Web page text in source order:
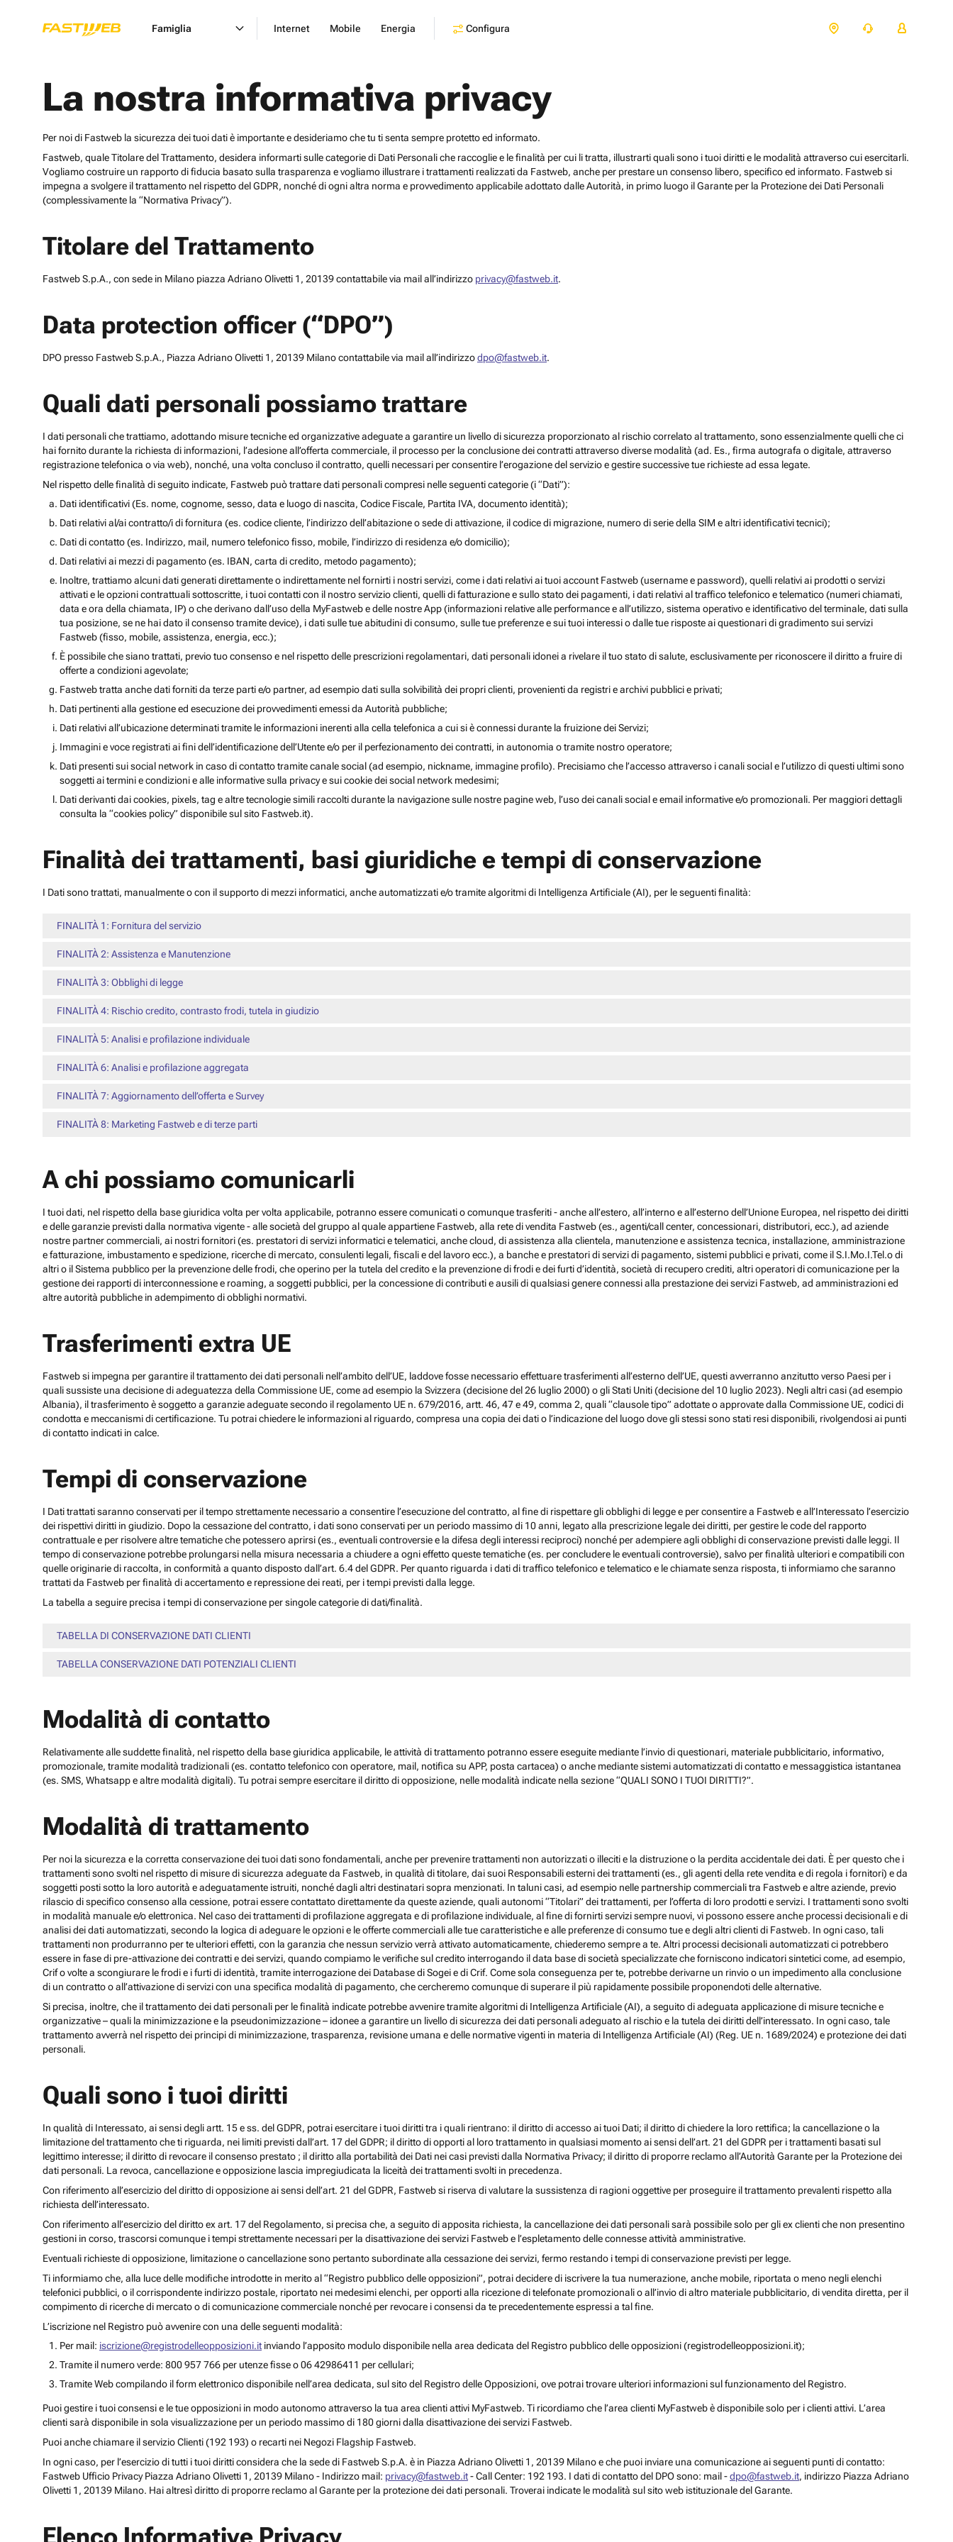
Famiglia Internet Mobile Energia Configura
La nostra informativa privacy
Per noi di Fastweb la sicurezza dei tuoi dati è importante e desideriamo che tu ti senta sempre protetto ed informato.
Fastweb, quale Titolare del Trattamento, desidera informarti sulle categorie di Dati Personali che raccoglie e le finalità per cui li tratta, illustrarti quali sono i tuoi diritti e le modalità attraverso cui esercitarli.
Vogliamo costruire un rapporto di fiducia basato sulla trasparenza e vogliamo illustrare i trattamenti realizzati da Fastweb, anche per prestare un consenso libero, specifico ed informato. Fastweb si
impegna a svolgere il trattamento nel rispetto del GDPR, nonché di ogni altra norma e provvedimento applicabile adottato dalle Autorità, in primo luogo il Garante per la Protezione dei Dati Personali
(complessivamente la “Normativa Privacy”).
Titolare del Trattamento
Fastweb S.p.A., con sede in Milano piazza Adriano Olivetti 1, 20139 contattabile via mail all’indirizzo privacy@fastweb.it.
Data protection officer (“DPO”)
DPO presso Fastweb S.p.A., Piazza Adriano Olivetti 1, 20139 Milano contattabile via mail all’indirizzodpo@fastweb.it.
Quali dati personali possiamo trattare
I dati personali che trattiamo, adottando misure tecniche ed organizzative adeguate a garantire un livello di sicurezza proporzionato al rischio correlato al trattamento, sono essenzialmente quelli che ci
hai fornito durante la richiesta di informazioni, l’adesione all’offerta commerciale, il processo per la conclusione dei contratti attraverso diverse modalità (ad. Es., firma autografa o digitale, attraverso
registrazione telefonica o via web), nonché, una volta concluso il contratto, quelli necessari per consentire l’erogazione del servizio e gestire successive tue richieste ad essa legate.
Nel rispetto delle finalità di seguito indicate, Fastweb può trattare dati personali compresi nelle seguenti categorie (i “Dati”):
Dati identificativi (Es. nome, cognome, sesso, data e luogo di nascita, Codice Fiscale, Partita IVA, documento identità);
Dati relativi al/ai contratto/i di fornitura (es. codice cliente, l’indirizzo dell’abitazione o sede di attivazione, il codice di migrazione, numero di serie della SIM e altri identificativi tecnici);
Dati di contatto (es. Indirizzo, mail, numero telefonico fisso, mobile, l’indirizzo di residenza e/o domicilio);
Dati relativi ai mezzi di pagamento (es. IBAN, carta di credito, metodo pagamento);
Inoltre, trattiamo alcuni dati generati direttamente o indirettamente nel fornirti i nostri servizi, come i dati relativi ai tuoi account Fastweb (username e password), quelli relativi ai prodotti o servizi
attivati e le opzioni contrattuali sottoscritte, i tuoi contatti con il nostro servizio clienti, quelli di fatturazione e sullo stato dei pagamenti, i dati relativi al traffico telefonico e telematico (numeri chiamati,
data e ora della chiamata, IP) o che derivano dall’uso della MyFastweb e delle nostre App (informazioni relative alle performance e all’utilizzo, sistema operativo e identificativo del terminale, dati sulla
tua posizione, se ne hai dato il consenso tramite device), i dati sulle tue abitudini di consumo, sulle tue preferenze e sui tuoi interessi o dalle tue risposte ai questionari di gradimento sui servizi
Fastweb (fisso, mobile, assistenza, energia, ecc.);
È possibile che siano trattati, previo tuo consenso e nel rispetto delle prescrizioni regolamentari, dati personali idonei a rivelare il tuo stato di salute, esclusivamente per riconoscere il diritto a fruire di
offerte a condizioni agevolate;
Fastweb tratta anche dati forniti da terze parti e/o partner, ad esempio dati sulla solvibilità dei propri clienti, provenienti da registri e archivi pubblici e privati;
Dati pertinenti alla gestione ed esecuzione dei provvedimenti emessi da Autorità pubbliche;
Dati relativi all’ubicazione determinati tramite le informazioni inerenti alla cella telefonica a cui si è connessi durante la fruizione dei Servizi;
Immagini e voce registrati ai fini dell’identificazione dell’Utente e/o per il perfezionamento dei contratti, in autonomia o tramite nostro operatore;
Dati presenti sui social network in caso di contatto tramite canale social (ad esempio, nickname, immagine profilo). Precisiamo che l’accesso attraverso i canali social e l’utilizzo di questi ultimi sono
soggetti ai termini e condizioni e alle informative sulla privacy e sui cookie dei social network medesimi;
Dati derivanti dai cookies, pixels, tag e altre tecnologie simili raccolti durante la navigazione sulle nostre pagine web, l’uso dei canali social e email informative e/o promozionali. Per maggiori dettagli
consulta la “cookies policy” disponibile sul sito Fastweb.it).
Finalità dei trattamenti, basi giuridiche e tempi di conservazione
I Dati sono trattati, manualmente o con il supporto di mezzi informatici, anche automatizzati e/o tramite algoritmi di Intelligenza Artificiale (AI), per le seguenti finalità:
FINALITÀ 1: Fornitura del servizio
FINALITÀ 2: Assistenza e Manutenzione
FINALITÀ 3: Obblighi di legge
FINALITÀ 4: Rischio credito, contrasto frodi, tutela in giudizio
FINALITÀ 5: Analisi e profilazione individuale
FINALITÀ 6: Analisi e profilazione aggregata
FINALITÀ 7: Aggiornamento dell’offerta e Survey
FINALITÀ 8: Marketing Fastweb e di terze parti
A chi possiamo comunicarli
I tuoi dati, nel rispetto della base giuridica volta per volta applicabile, potranno essere comunicati o comunque trasferiti - anche all’estero, all’interno e all’esterno dell’Unione Europea, nel rispetto dei diritti
e delle garanzie previsti dalla normativa vigente - alle società del gruppo al quale appartiene Fastweb, alla rete di vendita Fastweb (es., agenti/call center, concessionari, distributori, ecc.), ad aziende
nostre partner commerciali, ai nostri fornitori (es. prestatori di servizi informatici e telematici, anche cloud, di assistenza alla clientela, manutenzione e assistenza tecnica, installazione, amministrazione
e fatturazione, imbustamento e spedizione, ricerche di mercato, consulenti legali, fiscali e del lavoro ecc.), a banche e prestatori di servizi di pagamento, sistemi pubblici e privati, come il S.I.Mo.I.Tel.o di
altri o il Sistema pubblico per la prevenzione delle frodi, che operino per la tutela del credito e la prevenzione di frodi e dei furti d’identità, società di recupero crediti, altri operatori di comunicazione per la
gestione dei rapporti di interconnessione e roaming, a soggetti pubblici, per la concessione di contributi e ausili di qualsiasi genere connessi alla prestazione dei servizi Fastweb, ad amministrazioni ed
altre autorità pubbliche in adempimento di obblighi normativi.
Trasferimenti extra UE
Fastweb si impegna per garantire il trattamento dei dati personali nell’ambito dell’UE, laddove fosse necessario effettuare trasferimenti all’esterno dell’UE, questi avverranno anzitutto verso Paesi per i
quali sussiste una decisione di adeguatezza della Commissione UE, come ad esempio la Svizzera (decisione del 26 luglio 2000) o gli Stati Uniti (decisione del 10 luglio 2023). Negli altri casi (ad esempio
Albania), il trasferimento è soggetto a garanzie adeguate secondo il regolamento UE n. 679/2016, artt. 46, 47 e 49, comma 2, quali “clausole tipo” adottate o approvate dalla Commissione UE, codici di
condotta e meccanismi di certificazione. Tu potrai chiedere le informazioni al riguardo, compresa una copia dei dati o l’indicazione del luogo dove gli stessi sono stati resi disponibili, rivolgendosi ai punti
di contatto indicati in calce.
Tempi di conservazione
I Dati trattati saranno conservati per il tempo strettamente necessario a consentire l’esecuzione del contratto, al fine di rispettare gli obblighi di legge e per consentire a Fastweb e all’Interessato l’esercizio
dei rispettivi diritti in giudizio. Dopo la cessazione del contratto, i dati sono conservati per un periodo massimo di 10 anni, legato alla prescrizione legale dei diritti, per gestire le code del rapporto
contrattuale e per risolvere altre tematiche che potessero aprirsi (es., eventuali controversie e la difesa degli interessi reciproci) nonché per adempiere agli obblighi di conservazione previsti dalle leggi. Il
tempo di conservazione potrebbe prolungarsi nella misura necessaria a chiudere a ogni effetto queste tematiche (es. per concludere le eventuali controversie), salvo per finalità ulteriori e compatibili con
quelle originarie di raccolta, in conformità a quanto disposto dall’art. 6.4 del GDPR. Per quanto riguarda i dati di traffico telefonico e telematico e le chiamate senza risposta, ti informiamo che saranno
trattati da Fastweb per finalità di accertamento e repressione dei reati, per i tempi previsti dalla legge.
La tabella a seguire precisa i tempi di conservazione per singole categorie di dati/finalità.
TABELLA DI CONSERVAZIONE DATI CLIENTI
TABELLA CONSERVAZIONE DATI POTENZIALI CLIENTI
Modalità di contatto
Relativamente alle suddette finalità, nel rispetto della base giuridica applicabile, le attività di trattamento potranno essere eseguite mediante l’invio di questionari, materiale pubblicitario, informativo,
promozionale, tramite modalità tradizionali (es. contatto telefonico con operatore, mail, notifica su APP, posta cartacea) o anche mediante sistemi automatizzati di contatto e messaggistica istantanea
(es. SMS, Whatsapp e altre modalità digitali). Tu potrai sempre esercitare il diritto di opposizione, nelle modalità indicate nella sezione “QUALI SONO I TUOI DIRITTI?”.
Modalità di trattamento
Per noi la sicurezza e la corretta conservazione dei tuoi dati sono fondamentali, anche per prevenire trattamenti non autorizzati o illeciti e la distruzione o la perdita accidentale dei dati. È per questo che i
trattamenti sono svolti nel rispetto di misure di sicurezza adeguate da Fastweb, in qualità di titolare, dai suoi Responsabili esterni dei trattamenti (es., gli agenti della rete vendita e di regola i fornitori) e da
soggetti posti sotto la loro autorità e adeguatamente istruiti, nonché dagli altri destinatari sopra menzionati. In taluni casi, ad esempio nelle partnership commerciali tra Fastweb e altre aziende, previo
rilascio di specifico consenso alla cessione, potrai essere contattato direttamente da queste aziende, quali autonomi “Titolari” dei trattamenti, per l’offerta di loro prodotti e servizi. I trattamenti sono svolti
in modalità manuale e/o elettronica. Nel caso dei trattamenti di profilazione aggregata e di profilazione individuale, al fine di fornirti servizi sempre nuovi, vi possono essere anche processi decisionali e di
analisi dei dati automatizzati, secondo la logica di adeguare le opzioni e le offerte commerciali alle tue caratteristiche e alle preferenze di consumo tue e degli altri clienti di Fastweb. In ogni caso, tali
trattamenti non produrranno per te ulteriori effetti, con la garanzia che nessun servizio verrà attivato automaticamente, chiederemo sempre a te. Altri processi decisionali automatizzati ci potrebbero
essere in fase di pre-attivazione dei contratti e dei servizi, quando compiamo le verifiche sul credito interrogando il data base di società specializzate che forniscono indicatori sintetici come, ad esempio,
Crif o volte a scongiurare le frodi e i furti di identità, tramite interrogazione dei Database di Sogei e di Crif. Come sola conseguenza per te, potrebbe derivarne un rinvio o un impedimento alla conclusione
di un contratto o all’attivazione di servizi con una specifica modalità di pagamento, che cercheremo comunque di superare il più rapidamente possibile proponendoti delle alternative.
Si precisa, inoltre, che il trattamento dei dati personali per le finalità indicate potrebbe avvenire tramite algoritmi di Intelligenza Artificiale (AI), a seguito di adeguata applicazione di misure tecniche e
organizzative – quali la minimizzazione e la pseudonimizzazione – idonee a garantire un livello di sicurezza dei dati personali adeguato al rischio e la tutela dei diritti dell’interessato. In ogni caso, tale
trattamento avverrà nel rispetto dei principi di minimizzazione, trasparenza, revisione umana e delle normative vigenti in materia di Intelligenza Artificiale (AI) (Reg. UE n. 1689/2024) e protezione dei dati
personali.
Quali sono i tuoi diritti
In qualità di Interessato, ai sensi degli artt. 15 e ss. del GDPR, potrai esercitare i tuoi diritti tra i quali rientrano: il diritto di accesso ai tuoi Dati; il diritto di chiedere la loro rettifica; la cancellazione o la
limitazione del trattamento che ti riguarda, nei limiti previsti dall’art. 17 del GDPR; il diritto di opporti al loro trattamento in qualsiasi momento ai sensi dell’art. 21 del GDPR per i trattamenti basati sul
legittimo interesse; il diritto di revocare il consenso prestato ; il diritto alla portabilità dei Dati nei casi previsti dalla Normativa Privacy; il diritto di proporre reclamo all’Autorità Garante per la Protezione dei
dati personali. La revoca, cancellazione e opposizione lascia impregiudicata la liceità dei trattamenti svolti in precedenza.
Con riferimento all’esercizio del diritto di opposizione ai sensi dell’art. 21 del GDPR, Fastweb si riserva di valutare la sussistenza di ragioni oggettive per proseguire il trattamento prevalenti rispetto alla
richiesta dell’interessato.
Con riferimento all’esercizio del diritto ex art. 17 del Regolamento, si precisa che, a seguito di apposita richiesta, la cancellazione dei dati personali sarà possibile solo per gli ex clienti che non presentino
gestioni in corso, trascorsi comunque i tempi strettamente necessari per la disattivazione dei servizi Fastweb e l’espletamento delle connesse attività amministrative.
Eventuali richieste di opposizione, limitazione o cancellazione sono pertanto subordinate alla cessazione dei servizi, fermo restando i tempi di conservazione previsti per legge.
Ti informiamo che, alla luce delle modifiche introdotte in merito al “Registro pubblico delle opposizioni”, potrai decidere di iscrivere la tua numerazione, anche mobile, riportata o meno negli elenchi
telefonici pubblici, o il corrispondente indirizzo postale, riportato nei medesimi elenchi, per opporti alla ricezione di telefonate promozionali o all’invio di altro materiale pubblicitario, di vendita diretta, per il
compimento di ricerche di mercato o di comunicazione commerciale nonché per revocare i consensi da te precedentemente espressi a tal fine.
L’iscrizione nel Registro può avvenire con una delle seguenti modalità:
Per mail: iscrizione@registrodelleopposizioni.it inviando l’apposito modulo disponibile nella area dedicata del Registro pubblico delle opposizioni (registrodelleopposizioni.it);
Tramite il numero verde: 800 957 766 per utenze fisse o 06 42986411 per cellulari;
Tramite Web compilando il form elettronico disponibile nell’area dedicata, sul sito del Registro delle Opposizioni, ove potrai trovare ulteriori informazioni sul funzionamento del Registro.
Puoi gestire i tuoi consensi e le tue opposizioni in modo autonomo attraverso la tua area clienti attivi MyFastweb. Ti ricordiamo che l’area clienti MyFastweb è disponibile solo per i clienti attivi. L’area
clienti sarà disponibile in sola visualizzazione per un periodo massimo di 180 giorni dalla disattivazione dei servizi Fastweb.
Puoi anche chiamare il servizio Clienti (192 193) o recarti nei Negozi Flagship Fastweb.
In ogni caso, per l’esercizio di tutti i tuoi diritti considera che la sede di Fastweb S.p.A. è in Piazza Adriano Olivetti 1, 20139 Milano e che puoi inviare una comunicazione ai seguenti punti di contatto:
Fastweb Ufficio Privacy Piazza Adriano Olivetti 1, 20139 Milano - Indirizzo mail: privacy@fastweb.it- Call Center: 192 193. I dati di contatto del DPO sono: mail -dpo@fastweb.it, indirizzo Piazza Adriano
Olivetti 1, 20139 Milano. Hai altresì diritto di proporre reclamo al Garante per la protezione dei dati personali. Troverai indicate le modalità sul sito web istituzionale del Garante.